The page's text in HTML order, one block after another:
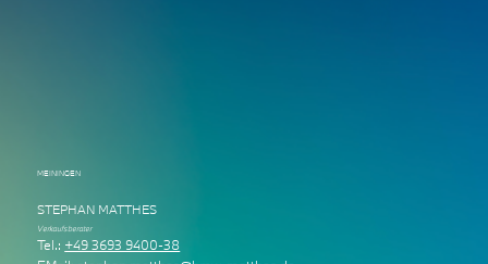
MEININGEN
STEPHAN MATTHES
Verkaufsberater
Tel.: +49 3693 9400-38